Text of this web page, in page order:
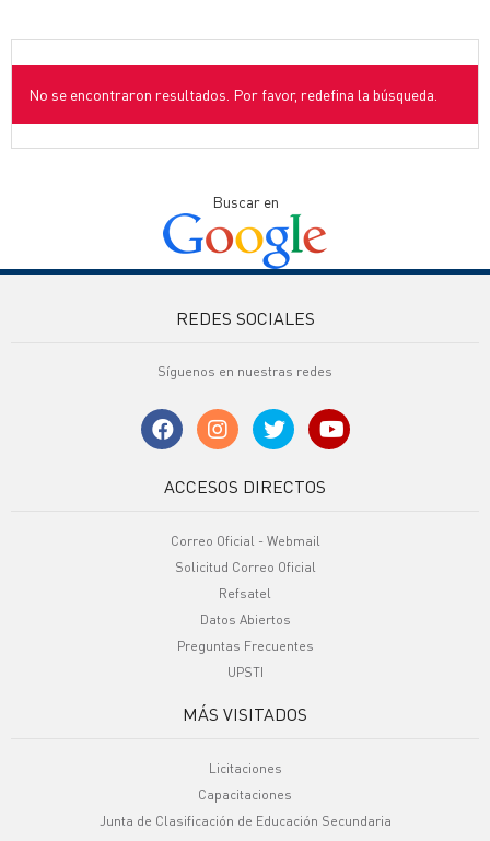
No se encontraron resultados. Por favor, redefina la búsqueda.
Buscar en
REDES SOCIALES
Síguenos en nuestras redes
ACCESOS DIRECTOS
Correo Oficial - Webmail
Solicitud Correo Oficial
Refsatel
Datos Abiertos
Preguntas Frecuentes
UPSTI
MÁS VISITADOS
Licitaciones
Capacitaciones
Junta de Clasificación de Educación Secundaria